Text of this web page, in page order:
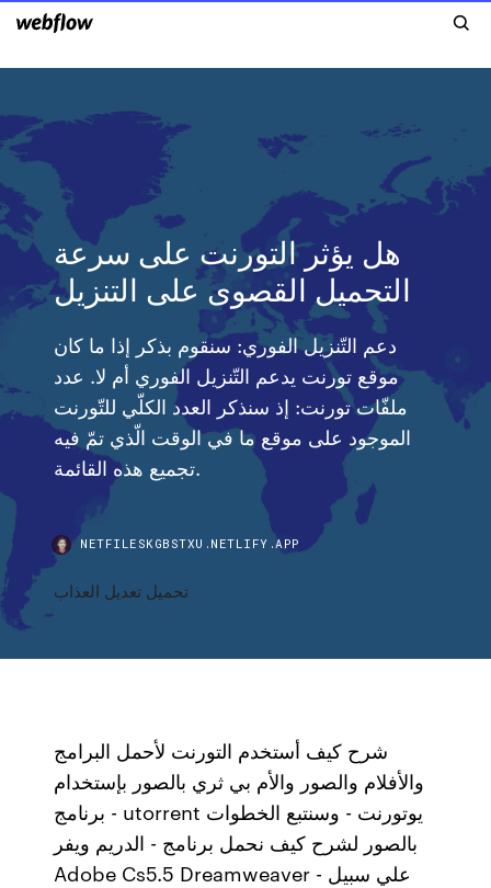
هل يؤثر التورنت على سرعة
التحميل القصوى على التنزيل
دعم التّنزيل الفوري: سنقوم بذكر إذا ما كان
موقع تورنت يدعم التّنزيل الفوري أم لا. عدد
ملفّات تورنت: إذ سنذكر العدد الكلّي للتّورنت
الموجود على موقع ما في الوقت الّذي تمّ فيه
تجميع هذه القائمة.
NETFILESKGBSTXU.NETLIFY.APP
تحميل تعديل العذاب
شرح كيف أستخدم التورنت لأحمل البرامج
والأفلام والصور والأم بي ثري بالصور بإستخدام
برنامج - utorrent يوتورنت - وسنتبع الخطوات
بالصور لشرح كيف نحمل برنامج - الدريم ويفر
Adobe Cs5.5 Dreamweaver - علي سبيل